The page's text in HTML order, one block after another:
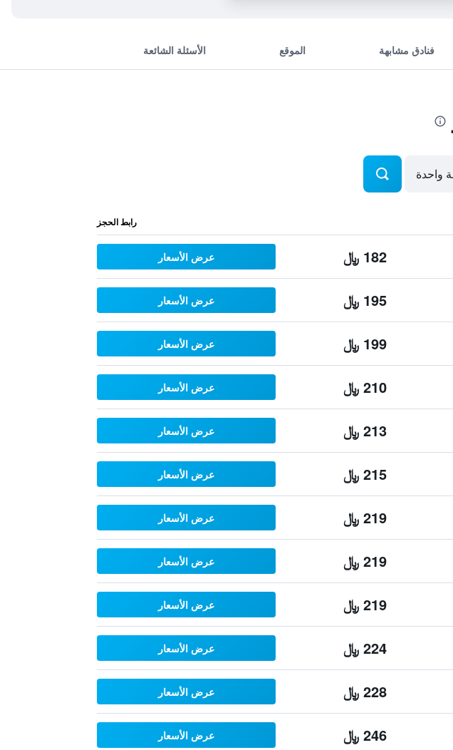
فنادق مشابهة الموقع الأسئلة الشائعة
رابط الحجز
182 ﷼ عرض الأسعار
195 ﷼ عرض الأسعار
199 ﷼ عرض الأسعار
210 ﷼ عرض الأسعار
213 ﷼ عرض الأسعار
215 ﷼ عرض الأسعار
219 ﷼ عرض الأسعار
219 ﷼ عرض الأسعار
219 ﷼ عرض الأسعار
224 ﷼ عرض الأسعار
228 ﷼ عرض الأسعار
246 ﷼ عرض الأسعار